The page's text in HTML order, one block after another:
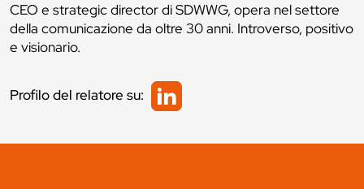
CEO e strategic director di SDWWG, opera nel settore
della comunicazione da oltre 30 anni. Introverso, positivo
e visionario.
Profilo del relatore su: